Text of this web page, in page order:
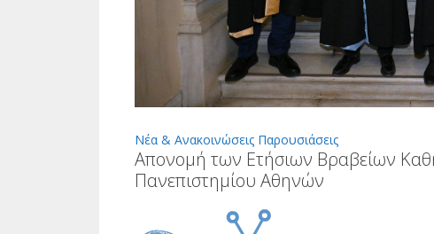
Νέα & Ανακοινώσεις Παρουσιάσεις
Απονομή των Ετήσιων Βραβείων
Πανεπιστημίου Αθηνών